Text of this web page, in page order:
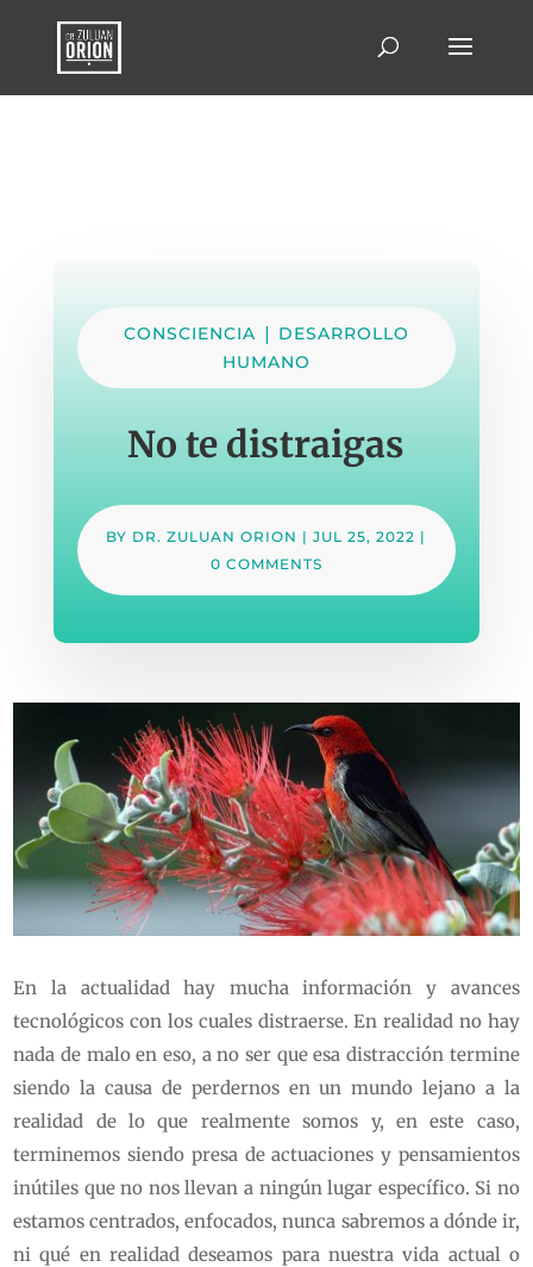
CONSCIENCIA | DESARROLLO
HUMANO
No te distraigas
BY DR. ZULUAN ORION |JUL 25, 2022 |
0 COMMENTS
En la actualidad hay mucha información y avances
tecnológicos con los cuales distraerse. En realidad no hay
nada de malo en eso, a no ser que esa distracción termine
siendo la causa de perdernos en un mundo lejano a la
realidad de lo que realmente somos y, en este caso,
terminemos siendo presa de actuaciones y pensamientos
inútiles que no nos llevan a ningún lugar específico. Si no
estamos centrados, enfocados, nunca sabremos a dónde ir,
ni qué en realidad deseamos para nuestra vida actual o